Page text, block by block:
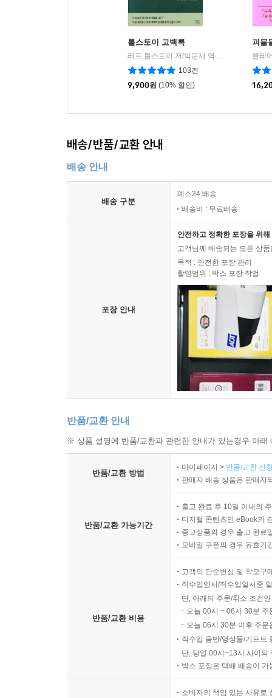
톨스토이 고백록
레프 톨스토이 저/박문재 역 | 현대지성
103건
9,900원 (10% 할인)
괴물
클레
배송/반품/교환 안내
배송 안내
배송 구분
예스24 배송
배송비 : 무료배송
포장 안내
안전하고 정확한 포장을 위
고객님께 배송되는 모든 상
목적 : 안전한 포장 관리
촬영범위 : 박스 포장 작업
반품/교환 안내
※ 상품 설명에 반품/교환과 관련한 안내가 있는경우 아
반품/교환 방법
마이페이지 > 반품/교환 신
판매자 배송 상품은 판매자
반품/교환 가능기간
출고 완료 후 10일 이내의
디지털 콘텐츠인 eBook의
중고상품의 경우 출고 완료
모바일 쿠폰의 경우 유효기
반품/교환 비용
고객의 단순변심 및 착오구
직수입양서/직수입일서중
단, 아래의 주문/취소 조건
오늘 00시 ~ 06시 30분
오늘 06시 30분 이후 주
직수입 음반/영상물/기프트
단, 당일 00시~13시 사이의
박스 포장은 택배 배송이
소비자의 책임 있는 사유로